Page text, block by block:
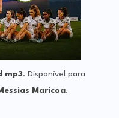
mp3. Disponível para
Maricoa.